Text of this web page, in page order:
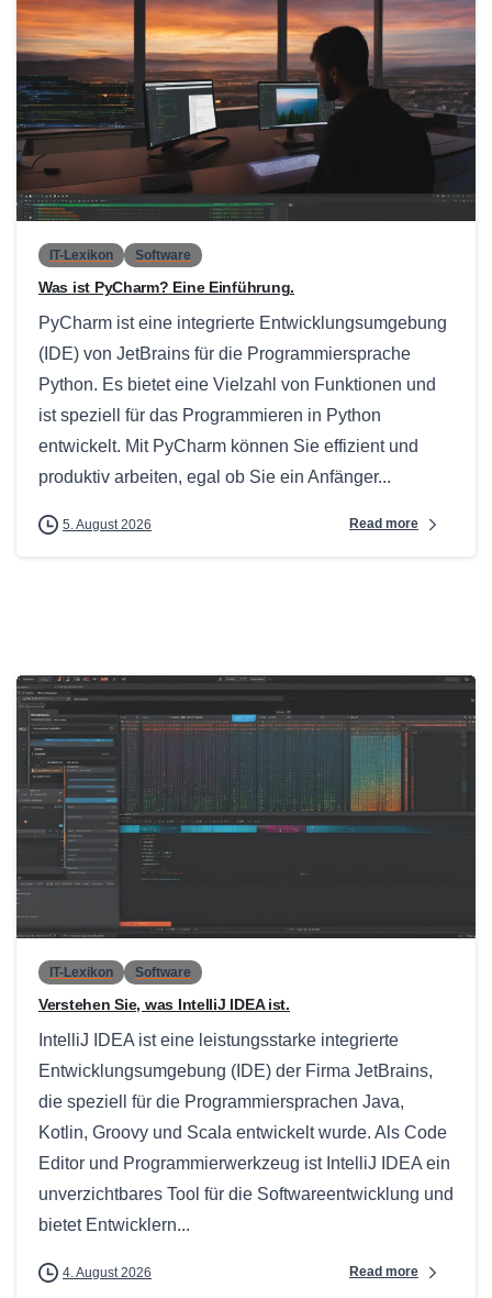
IT-Lexikon Software
Was ist PyCharm? Eine Einführung.
PyCharm ist eine integrierte Entwicklungsumgebung
(IDE) von JetBrains für die Programmiersprache
Python. Es bietet eine Vielzahl von Funktionen und
ist speziell für das Programmieren in Python
entwickelt. Mit PyCharm können Sie effizient und
produktiv arbeiten, egal ob Sie ein Anfänger...
5. August 2026 Read more
IT-Lexikon Software
Verstehen Sie, was IntelliJ IDEA ist.
IntelliJ IDEA ist eine leistungsstarke integrierte
Entwicklungsumgebung (IDE) der Firma JetBrains,
die speziell für die Programmiersprachen Java,
Kotlin, Groovy und Scala entwickelt wurde. Als Code
Editor und Programmierwerkzeug ist IntelliJ IDEA ein
unverzichtbares Tool für die Softwareentwicklung und
bietet Entwicklern...
4. August 2026 Read more